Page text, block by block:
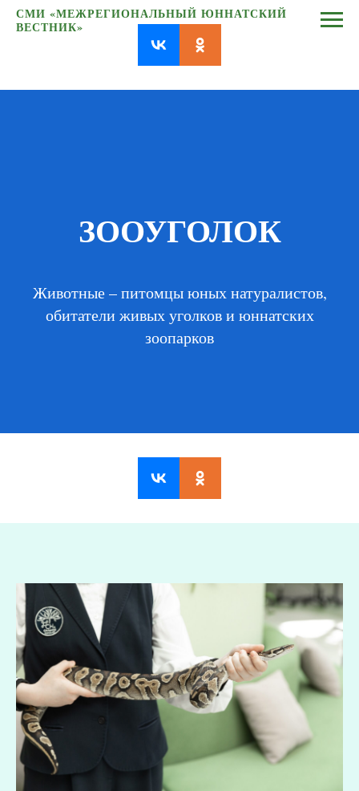
СМИ «МЕЖРЕГИОНАЛЬНЫЙ ЮННАТСКИЙ
ВЕСТНИК»
ЗООУГОЛОК
Животные – питомцы юных натуралистов,
обитатели живых уголков и юннатских
зоопарков